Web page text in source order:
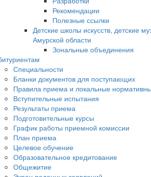
Рекомендации
Полезные ссылки
Детские школы искусств, детские
Амурской области
Зональные объединения
Специальности
Бланки документов для поступающих
Правила приема и локальные
Вступительные испытания
Результаты приема
Подготовительные курсы
График работы приемной комиссии
План приема
Целевое обучение
Образовательное кредитование
Общежитие